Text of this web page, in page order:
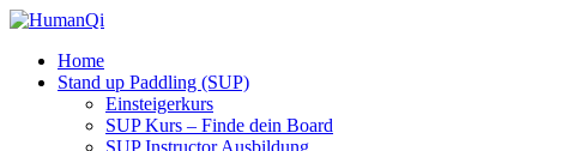
Home
Stand up Paddling (SUP)
Einsteigerkurs
SUP Kurs – Finde dein Board
SUP Instructor Ausbildung